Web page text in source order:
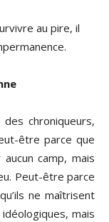
au pire, il
chroniqueurs,
être parce que
camp, mais
Peut-être parce
ne maîtrisent
mais